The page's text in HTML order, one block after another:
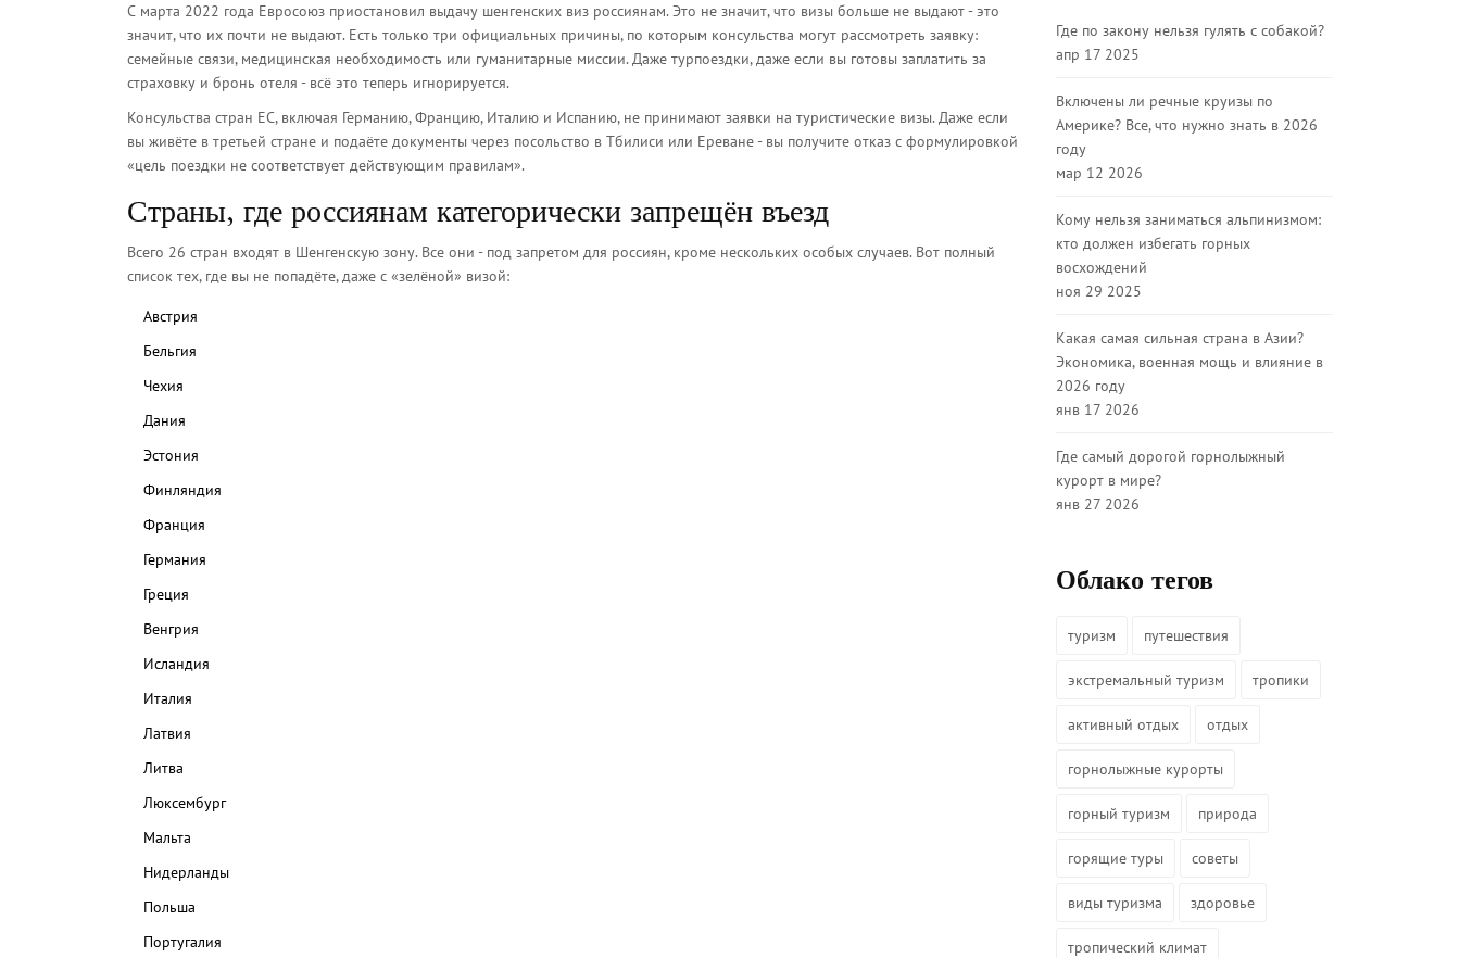
С марта 2022 года Евросоюз приостановил выдачу шенгенских виз россиянам. Это не значит, что визы больше не выдают - это
значит, что их почти не выдают. Есть только три официальных причины, по которым консульства могут рассмотреть заявку:
семейные связи, медицинская необходимость или гуманитарные миссии. Даже турпоездки, даже если вы готовы заплатить за
страховку и бронь отеля - всё это теперь игнорируется.
Консульства стран ЕС, включая Германию, Францию, Италию и Испанию, не принимают заявки на туристические визы. Даже если
вы живёте в третьей стране и подаёте документы через посольство в Тбилиси или Ереване - вы получите отказ с формулировкой
«цель поездки не соответствует действующим правилам».
Страны, где россиянам категорически запрещён въезд
Всего 26 стран входят в Шенгенскую зону. Все они - под запретом для россиян, кроме нескольких особых случаев. Вот полный
список тех, где вы не попадёте, даже с «зелёной» визой:
Австрия
Бельгия
Чехия
Дания
Эстония
Финляндия
Франция
Германия
Греция
Венгрия
Исландия
Италия
Латвия
Литва
Люксембург
Мальта
Нидерланды
Польша
Португалия
Где по закону нельзя гулять с собакой?
апр 17 2025
Включены ли речные круизы по
Америке? Все, что нужно знать в 2026
году
мар 12 2026
Кому нельзя заниматься альпинизмом:
кто должен избегать горных
восхождений
ноя 29 2025
Какая самая сильная страна в Азии?
Экономика, военная мощь и влияние в
2026 году
янв 17 2026
Где самый дорогой горнолыжный
курорт в мире?
янв 27 2026
Облако тегов
туризм путешествия
экстремальный туризм тропики
активный отдых отдых
горнолыжные курорты
горный туризм природа
горящие туры советы
виды туризма здоровье
тропический климат